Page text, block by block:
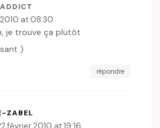
at 08:30
je trouve ça plutôt
)
répondre
ZABEL
février 2010 at 19:16